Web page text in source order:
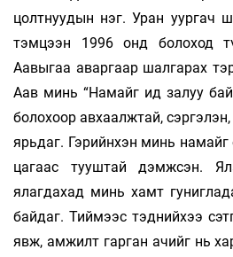
цолтнуудын нэг. Уран уур­гач
тэмцээн 1996 онд бо­лоход
Аавыгаа авар­гаар шалгарах
Аав ми­нь “Намайг ид залуу
бо­ло­хоор авхаалжтай,
ярьдаг. Гэрийнхэн минь на­майг
цагаас тууштай дэмж­сэн.
ялагдахад минь хамт
байдаг. Тий­мээс тэднийхээ
явж, амжилт гарган ачийг нь